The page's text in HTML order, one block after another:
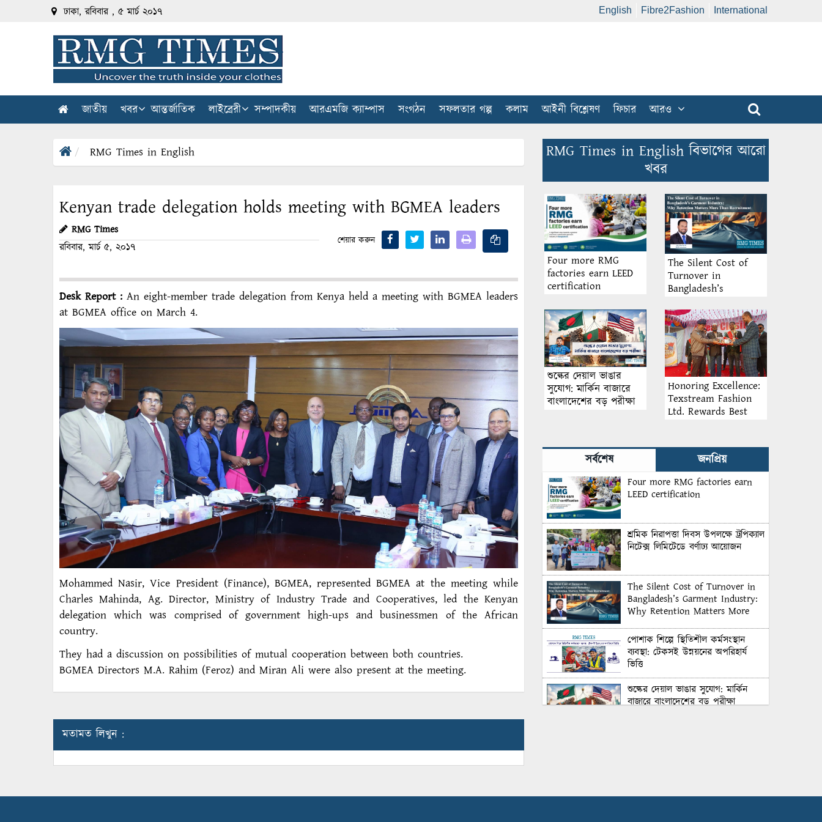
ঢাকা, রবিবার , ৫ মার্চ ২০১৭ English Fibre2Fashion International
জাতীয় খবর আন্তর্জাতিক লাইব্রেরী সম্পাদকীয় আরএমজি ক্যাম্পাস সংগঠন সফলতার গল্প কলাম আইনী বিশ্লেষণ ফিচার আরও
RMG Times in English
Kenyan trade delegation holds meeting with BGMEA leaders
RMG Times
রবিবার, মার্চ ৫, ২০১৭
শেয়ার করুন
Desk Report : An eight-member trade delegation from Kenya held a meeting with BGMEA leaders
at BGMEA office on March 4.
Mohammed Nasir, Vice President (Finance), BGMEA, represented BGMEA at the meeting while
Charles Mahinda, Ag. Director, Ministry of Industry Trade and Cooperatives, led the Kenyan
delegation which was comprised of government high-ups and businessmen of the African
country.
They had a discussion on possibilities of mutual cooperation between both countries.
BGMEA Directors M.A. Rahim (Feroz) and Miran Ali were also present at the meeting.
মতামত লিখুন :
RMG Times in English বিভাগের আরো
খবর
Four more RMG
factories earn LEED
certification
The Silent Cost of
Turnover in
Bangladesh’s
Why Retention
Matters More Than
Recruitment
শুল্কের দেয়াল ভাঙার
সুযোগ: মার্কিন বাজারে
বাংলাদেশের বড় পরীক্ষা
Honoring Excellence:
Texstream Fashion
Ltd. Rewards Best
সর্বশেষ জনপ্রিয়
Four more RMG factories earn
LEED certification
শ্রমিক নিরাপত্তা দিবস উপলক্ষে ট্রপিক্যাল
নিটেক্স লিমিটেডে বর্ণাঢ্য আয়োজন
The Silent Cost of Turnover in
Bangladesh’s Garment Industry:
Why Retention Matters More
পোশাক শিল্পে স্থিতিশীল কর্মসংস্থান
ব্যবস্থা: টেকসই উন্নয়নের অপরিহার্য
ভিত্তি
শুল্কের দেয়াল ভাঙার সুযোগ: মার্কিন
বাজারে বাংলাদেশের বড় পরীক্ষা
Control Union Bangladesh Hosts